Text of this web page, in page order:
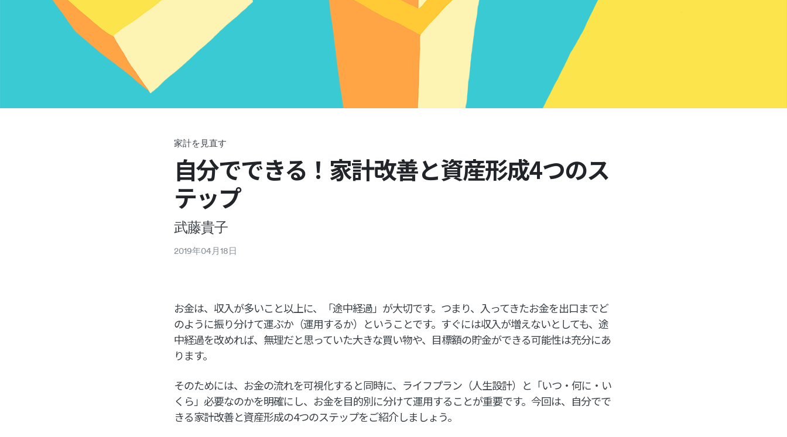
家計を見直す
自分でできる！家計改善と資産形成4つのス
テップ
武藤貴子
2019年04月18日
お金は、収入が多いこと以上に、「途中経過」が大切です。つまり、入ってきたお金を出口までど
のように振り分けて運ぶか（運用するか）ということです。すぐには収入が増えないとしても、途
中経過を改めれば、無理だと思っていた大きな買い物や、目標額の貯金ができる可能性は充分にあ
ります。
そのためには、お金の流れを可視化すると同時に、ライフプラン（人生設計）と「いつ・何に・い
くら」必要なのかを明確にし、お金を目的別に分けて運用することが重要です。今回は、自分でで
きる家計改善と資産形成の4つのステップをご紹介しましょう。